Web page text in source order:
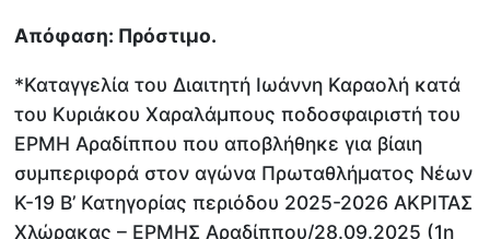
Απόφαση: Πρόστιμο.
*Καταγγελία του Διαιτητή Ιωάννη Καραολή κατά
του Κυριάκου Χαραλάμπους ποδοσφαιριστή του
ΕΡΜΗ Αραδίππου που αποβλήθηκε για βίαιη
συμπεριφορά στον αγώνα Πρωταθλήματος Νέων
Κ-19 Β’ Κατηγορίας περιόδου 2025-2026 ΑΚΡΙΤΑΣ
Χλώρακας – ΕΡΜΗΣ Αραδίππου/28.09.2025 (1η